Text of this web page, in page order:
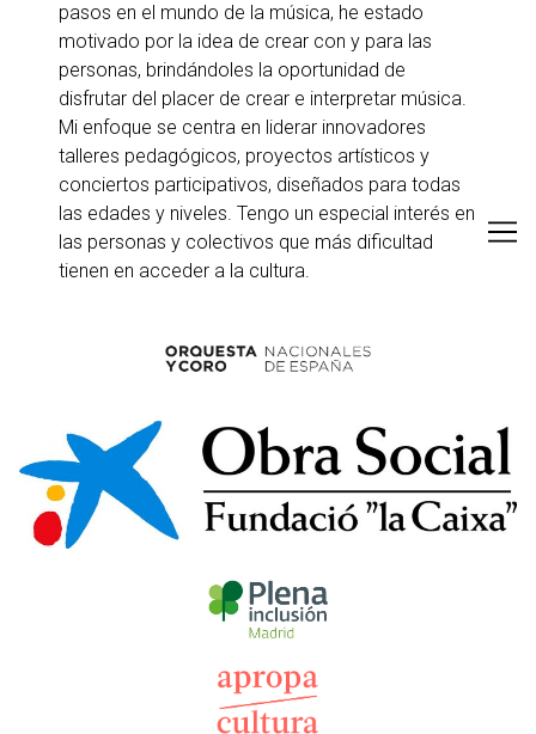
pasos en el mundo de la música, he estado
motivado por la idea de crear con y para las
personas, brindándoles la oportunidad de
disfrutar del placer de crear e interpretar música.
Mi enfoque se centra en liderar innovadores
talleres pedagógicos, proyectos artísticos y
conciertos participativos, diseñados para todas
las edades y niveles. Tengo un especial interés en
las personas y colectivos que más dificultad
tienen en acceder a la cultura.